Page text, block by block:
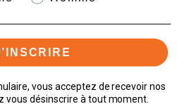
vous acceptez de recevoir nos
vous désinscrire à tout moment.